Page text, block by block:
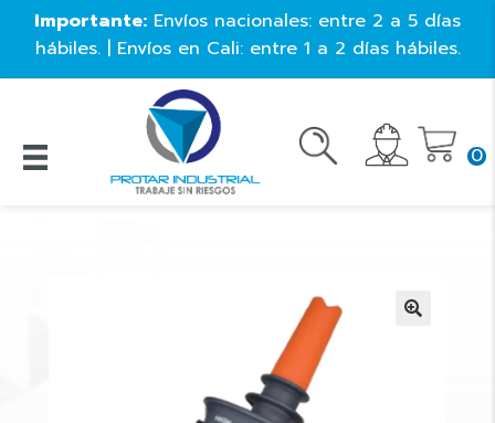
Importante: Envíos nacionales: entre 2 a 5 días
hábiles. | Envíos en Cali: entre 1 a 2 días hábiles.
0